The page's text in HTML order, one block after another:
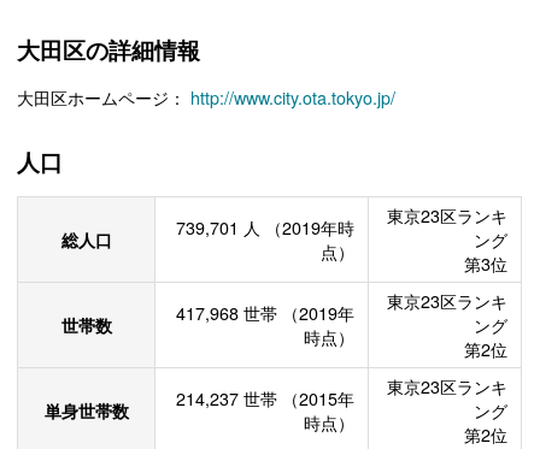
大田区の詳細情報
大田区ホームページ： http://www.city.ota.tokyo.jp/
人口
総人口 739,701 人
（2019年時
点）
東京23区ランキ
ング
第3位
世帯数 417,968 世帯
（2019年
時点）
東京23区ランキ
ング
第2位
単身世帯数 214,237 世帯
（2015年
時点）
東京23区ランキ
ング
第2位